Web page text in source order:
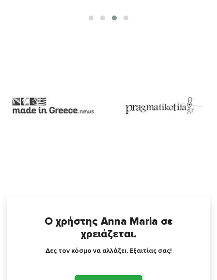
Ο χρήστης Anna Maria σε
χρειάζεται.
Δες τον κόσμο να αλλάζει. Εξαιτίας σας!